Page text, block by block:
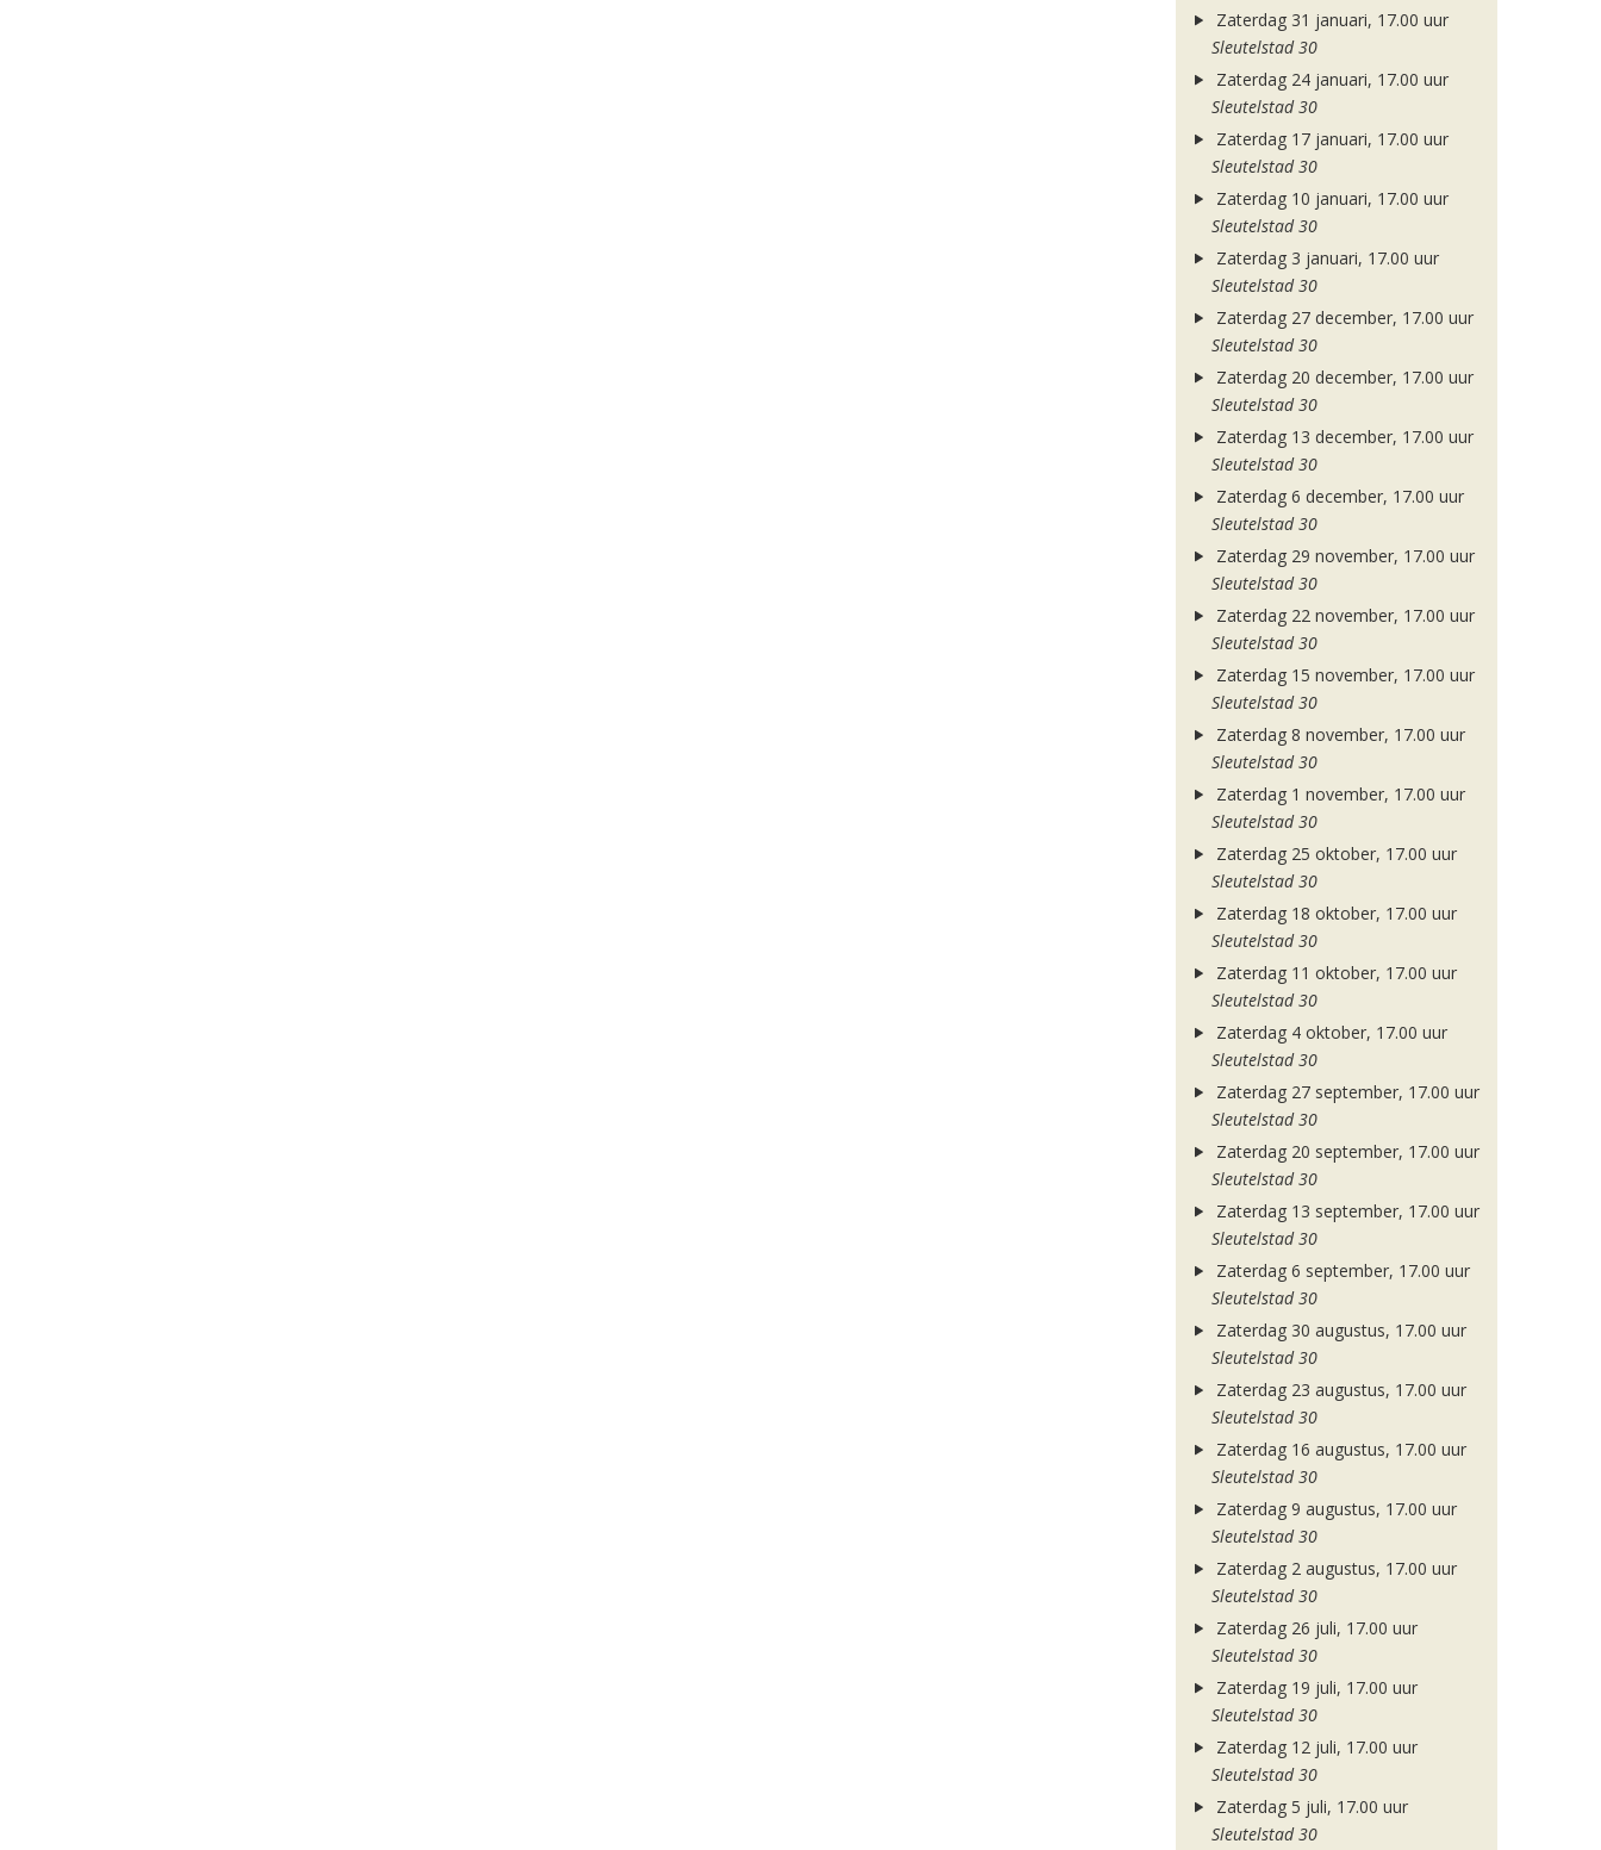
Zaterdag 31 januari, 17.00 uur
Sleutelstad 30
Zaterdag 24 januari, 17.00 uur
Sleutelstad 30
Zaterdag 17 januari, 17.00 uur
Sleutelstad 30
Zaterdag 10 januari, 17.00 uur
Sleutelstad 30
Zaterdag 3 januari, 17.00 uur
Sleutelstad 30
Zaterdag 27 december, 17.00 uur
Sleutelstad 30
Zaterdag 20 december, 17.00 uur
Sleutelstad 30
Zaterdag 13 december, 17.00 uur
Sleutelstad 30
Zaterdag 6 december, 17.00 uur
Sleutelstad 30
Zaterdag 29 november, 17.00 uur
Sleutelstad 30
Zaterdag 22 november, 17.00 uur
Sleutelstad 30
Zaterdag 15 november, 17.00 uur
Sleutelstad 30
Zaterdag 8 november, 17.00 uur
Sleutelstad 30
Zaterdag 1 november, 17.00 uur
Sleutelstad 30
Zaterdag 25 oktober, 17.00 uur
Sleutelstad 30
Zaterdag 18 oktober, 17.00 uur
Sleutelstad 30
Zaterdag 11 oktober, 17.00 uur
Sleutelstad 30
Zaterdag 4 oktober, 17.00 uur
Sleutelstad 30
Zaterdag 27 september, 17.00 uur
Sleutelstad 30
Zaterdag 20 september, 17.00 uur
Sleutelstad 30
Zaterdag 13 september, 17.00 uur
Sleutelstad 30
Zaterdag 6 september, 17.00 uur
Sleutelstad 30
Zaterdag 30 augustus, 17.00 uur
Sleutelstad 30
Zaterdag 23 augustus, 17.00 uur
Sleutelstad 30
Zaterdag 16 augustus, 17.00 uur
Sleutelstad 30
Zaterdag 9 augustus, 17.00 uur
Sleutelstad 30
Zaterdag 2 augustus, 17.00 uur
Sleutelstad 30
Zaterdag 26 juli, 17.00 uur
Sleutelstad 30
Zaterdag 19 juli, 17.00 uur
Sleutelstad 30
Zaterdag 12 juli, 17.00 uur
Sleutelstad 30
Zaterdag 5 juli, 17.00 uur
Sleutelstad 30